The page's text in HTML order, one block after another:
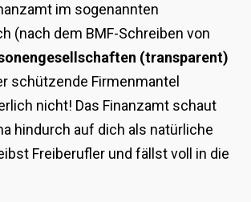
im sogenannten
(nach dem BMF-Schreiben von
(transparent)
schützende Firmenmantel
nicht! Das Finanzamt schaut
hindurch auf dich als natürliche
Freiberufler und fällst voll in die